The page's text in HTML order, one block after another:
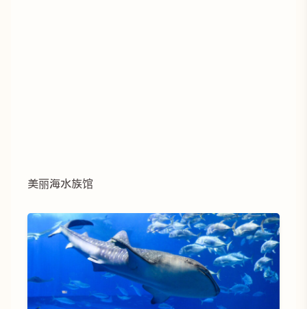
美丽海水族馆